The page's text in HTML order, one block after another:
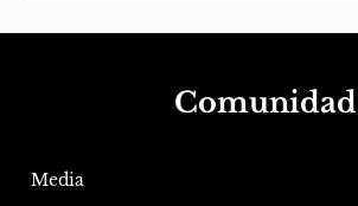
Comunidad
Media